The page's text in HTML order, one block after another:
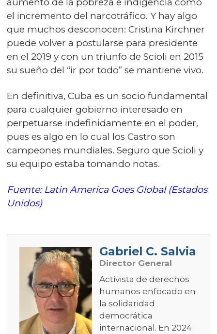
el incremento del narcotráfico. Y hay algo
que muchos desconocen: Cristina Kirchner
puede volver a postularse para presidente
en el 2019 y con un triunfo de Scioli en 2015
su sueño del “ir por todo” se mantiene vivo.
En definitiva, Cuba es un socio fundamental
para cualquier gobierno interesado en
perpetuarse indefinidamente en el poder,
pues es algo en lo cual los Castro son
campeones mundiales. Seguro que Scioli y
su equipo estaba tomando notas.
Fuente: Latin America Goes Global (Estados
Unidos)
Gabriel C. Salvia
Director General
Activista de derechos
humanos enfocado en
la solidaridad
democrática
internacional. En 2024